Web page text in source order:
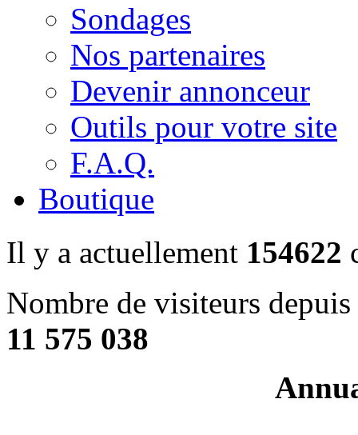
Sondages
Nos partenaires
Devenir annonceur
Outils pour votre site
F.A.Q.
Boutique
Il y a actuellement 154622
Nombre de visiteurs
11 575 038